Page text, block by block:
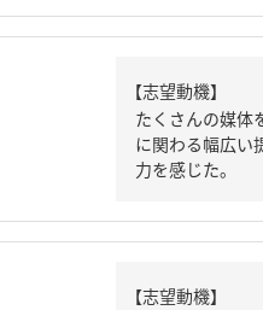
【志望動機】
たくさんの媒体
に関わる幅広い
力を感じた。
【志望動機】